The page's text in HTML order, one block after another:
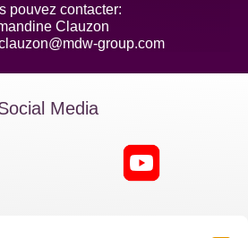
pouvez contacter:
Clauzon
group.com
Media